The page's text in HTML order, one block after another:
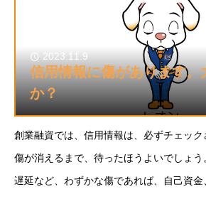
2023.11.9
信用情報に傷があります。
か？
創業融資では、信用情報は、必ずチェッ
傷が消えるまで、待ったほうよいでしょ
遅延など、わずかな傷であれば、自己資金